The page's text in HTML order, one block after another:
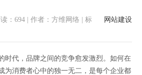
网站建设
：694 作者：方维网络
标
时代，品牌之间的竞争愈发激烈。如何在
为消费者心中的独一无二，是每个企业都